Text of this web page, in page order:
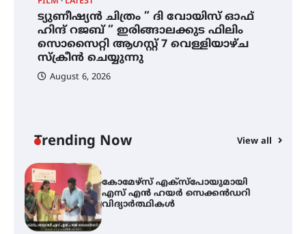
ട്യുണീഷ്യൻ ചിത്രം ” ദി വോയിസ് ഓഫ്
ഹിന്ദ് റജബ് ” ഇരിങ്ങാലക്കുട ഫിലിം
സൊസൈറ്റി ആഗസ്റ്റ് 7 വെള്ളിയാഴ്ച
സ്‌ക്രീൻ ചെയ്യുന്നു
August 6, 2026
Trending Now View all
ട്യുണീഷ്യൻ ചിത്രം ” ദി വോയിസ്
ഓഫ് ഹിന്ദ് റജബ് ” ഇരിങ്ങാലക്കുട
ഫിലിം സൊസൈറ്റി ആഗസ്റ്റ് 7
വെള്ളിയാഴ്ച സ്‌ക്രീൻ ചെയ്യുന്നു
കോമേഴ്സ് എക്സ്പോയുമായി
എസ് എൻ ഹയർ സെക്കൻഡറി
വിദ്യാർത്ഥികൾ